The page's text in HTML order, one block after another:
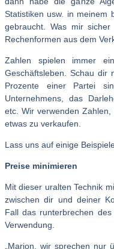
Statistiken usw. in meinem
gebraucht. Was mir
Rechenformen aus dem
Zahlen spielen immer
Geschäftsleben. Schau
Prozente einer Partei
Unternehmens, das
etc. Wir verwenden
etwas zu verkaufen.
Lass uns auf einige
Preise minimieren
Mit dieser uralten Technik
zwischen dir und deiner
Fall das runterbrechen
Verwendung.
„Marion, wir sprechen nur